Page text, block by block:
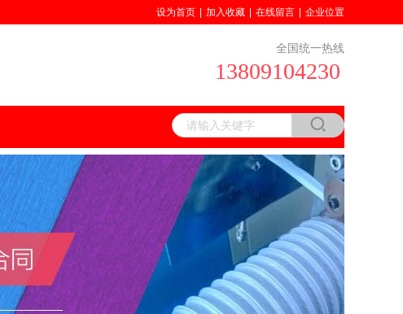
13809104230
全国统一热线
设为首页 加入收藏 在线留言 企业位置